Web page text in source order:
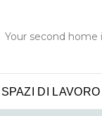
Your second home
SPAZI DI LAVORO